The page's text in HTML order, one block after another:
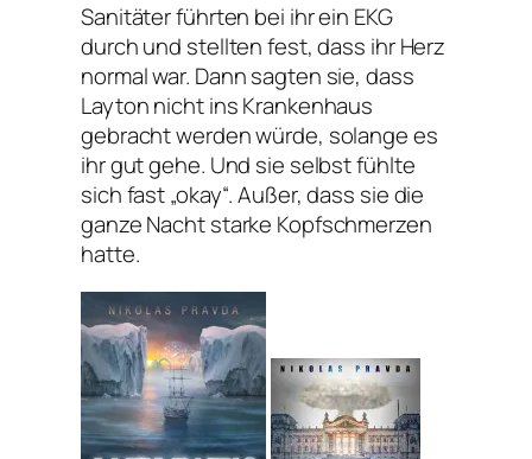
Sanitäter führten bei ihr ein EKG
durch und stellten fest, dass ihr Herz
normal war. Dann sagten sie, dass
Layton nicht ins Krankenhaus
gebracht werden würde, solange es
ihr gut gehe. Und sie selbst fühlte
sich fast „okay“. Außer, dass sie die
ganze Nacht starke Kopfschmerzen
hatte.